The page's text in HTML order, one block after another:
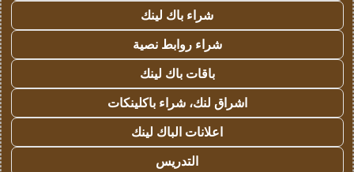
شراء باك لينك
شراء روابط نصية
باقات باك لينك
اشراق لنك، شراء باكلينكات
اعلانات الباك لينك
التدريس